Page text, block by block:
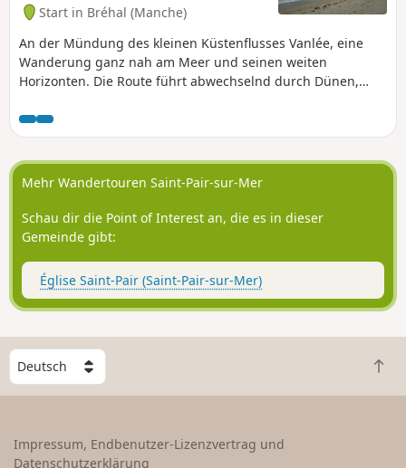
Start in Bréhal (Manche)
An der Mündung des kleinen Küstenflusses Vanlée, eine
Wanderung ganz nah am Meer und seinen weiten
Horizonten. Die Route führt abwechselnd durch Dünen,
und am Strand entlang.
Mehr Wandertouren Saint-Pair-sur-Mer
Schau dir die Point of Interest an, die es in dieser
Gemeinde gibt:
Église Saint-Pair (Saint-Pair-sur-Mer)
W
ä
h
e
Z
u
Impressum, Endbenutzer-Lizenzvertrag und
Datenschutzerklärung